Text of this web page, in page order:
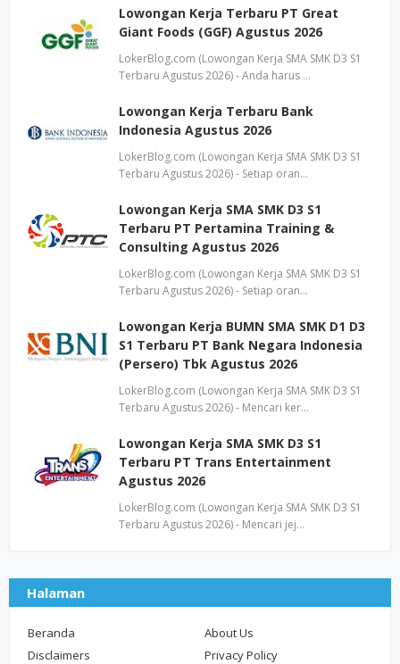
Lowongan Kerja Terbaru PT Great
Giant Foods (GGF) Agustus 2026
LokerBlog.com (Lowongan Kerja SMA SMK D3 S1
Terbaru Agustus 2026) - Anda harus …
Lowongan Kerja Terbaru Bank
Indonesia Agustus 2026
LokerBlog.com (Lowongan Kerja SMA SMK D3 S1
Terbaru Agustus 2026) - Setiap oran…
Lowongan Kerja SMA SMK D3 S1
Terbaru PT Pertamina Training &
Consulting Agustus 2026
LokerBlog.com (Lowongan Kerja SMA SMK D3 S1
Terbaru Agustus 2026) - Setiap oran…
Lowongan Kerja BUMN SMA SMK D1 D3
S1 Terbaru PT Bank Negara Indonesia
(Persero) Tbk Agustus 2026
LokerBlog.com (Lowongan Kerja SMA SMK D3 S1
Terbaru Agustus 2026) - Mencari ker…
Lowongan Kerja SMA SMK D3 S1
Terbaru PT Trans Entertainment
Agustus 2026
LokerBlog.com (Lowongan Kerja SMA SMK D3 S1
Terbaru Agustus 2026) - Mencari jej…
Halaman
Beranda
About Us
Disclaimers
Privacy Policy